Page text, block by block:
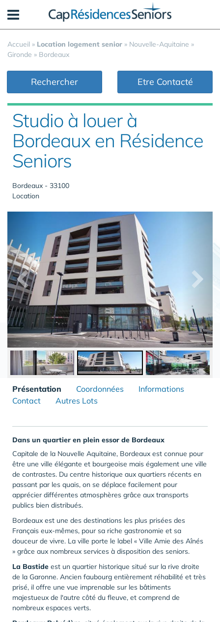
Accueil » Location logement senior » Nouvelle-Aquitaine »
Gironde » Bordeaux
Rechercher Etre Contacté
Studio à louer à
Bordeaux en Résidence
Seniors
Bordeaux - 33100
Location
Présentation Coordonnées
Informations
Contact
Autres Lots
Dans un quartier en plein essor de Bordeaux
Capitale de la Nouvelle Aquitaine, Bordeaux est connue pour
être une ville élégante et bourgeoise mais également une ville
de contrastes. Du centre historique aux quartiers récents en
passant par les quais, on se déplace facilement pour
apprécier différentes atmosphères grâce aux transports
publics bien distribués.
Bordeaux est une des destinations les plus prisées des
Français eux-mêmes, pour sa riche gastronomie et sa
douceur de vivre. La ville porte le label « Ville Amie des Aînés
» grâce aux nombreux services à disposition des seniors.
La Bastide est un quartier historique situé sur la rive droite
de la Garonne. Ancien faubourg entièrement réhabilité et très
prisé, il offre une vue imprenable sur les bâtiments
majestueux de l'autre côté du fleuve, et comprend de
nombreux espaces verts.